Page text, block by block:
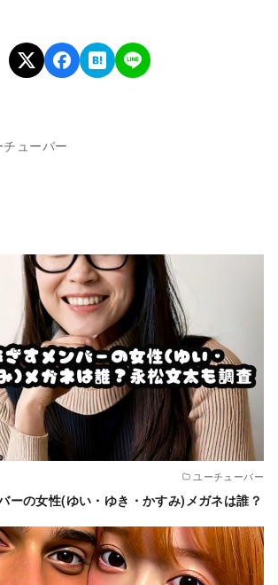
チューバー
ユーチューバー
ーの女性(ゆい・ゆき・かすみ)メガネは誰？